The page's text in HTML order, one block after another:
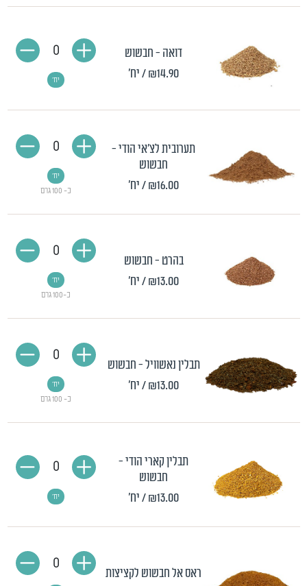
דואה - חבשוש
₪14.90/ יח' יח'
0
תערובית לצ'אי הודי -
חבשוש
₪16.00/ יח' כ- 100 גרם
יח'
0
בהרט - חבשוש
₪13.00/ יח'
כ-100 גרם
יח'
0
תבלין נאשוויל - חבשוש
₪13.00/ יח'
כ- 100 גרם
יח'
0
תבלין קארי הודי -
חבשוש
₪13.00/ יח' יח'
0
ראס אל חבשוש לקציצות
0